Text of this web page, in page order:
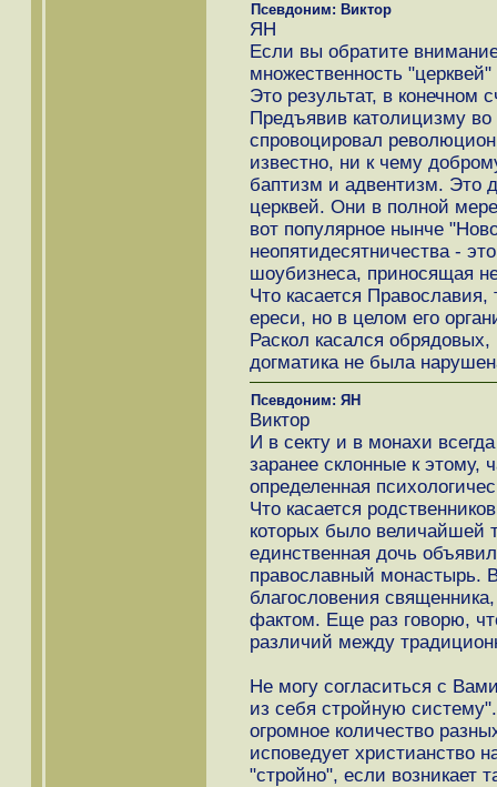
Псевдоним: Виктор
ЯН
Если вы обратите
множественность
Это результат, в конечном
Предъявив католицизму
спровоцировал
известно, ни к чему
баптизм и адвентизм. Это
церквей. Они в полной
вот популярное нынче
неопятидесятничества -
шоубизнеса, приносящая
Что касается
ереси, но в целом его
Раскол касался
догматика не была
Псевдоним: ЯН
Виктор
И в секту и в монахи
заранее склонные к этому,
определенная
Что касается
которых было величайшей
единственная дочь
православный монастырь.
благословения
фактом. Еще раз говорю,
различий между
Не могу согласиться с
из себя стройную
огромное количество
исповедует христианство
"стройно", если возникает